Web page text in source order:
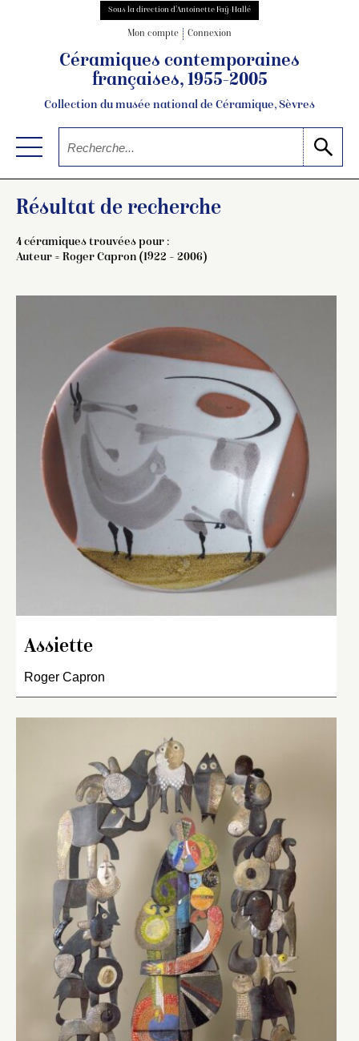
Sous la direction d’Antoinette Faÿ-Hallé
Mon compte Connexion
Céramiques contemporaines
françaises, 1955-2005
Collection du musée national de Céramique, Sèvres
Résultat de recherche
4 céramiques trouvées pour :
Auteur = Roger Capron (1922 – 2006)
Assiette
Roger Capron